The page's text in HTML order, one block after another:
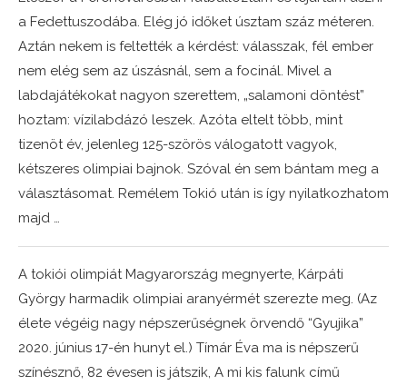
a Fedettuszodába. Elég jó időket úsztam száz méteren.
Aztán nekem is feltették a kérdést: válasszak, fél ember
nem elég sem az úszásnál, sem a focinál. Mivel a
labdajátékokat nagyon szerettem, „salamoni döntést”
hoztam: vízilabdázó leszek. Azóta eltelt több, mint
tizenöt év, jelenleg 125-szörös válogatott vagyok,
kétszeres olimpiai bajnok. Szóval én sem bántam meg a
választásomat. Remélem Tokió után is így nyilatkozhatom
majd …
A tokiói olimpiát Magyarország megnyerte, Kárpáti
György harmadik olimpiai aranyérmét szerezte meg. (Az
élete végéig nagy népszerűségnek örvendő “Gyujika”
2020. június 17-én hunyt el.) Tímár Éva ma is népszerű
színésznő, 82 évesen is játszik, A mi kis falunk című